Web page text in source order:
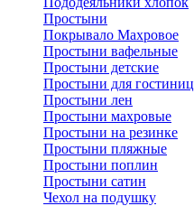
Простыни
Покрывало Махровое
Простыни вафельные
Простыни детские
Простыни для гостиниц
Простыни лен
Простыни махровые
Простыни на резинке
Простыни пляжные
Простыни поплин
Простыни сатин
Чехол на подушку